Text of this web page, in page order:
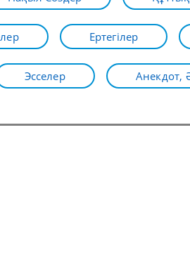
Ертегілер
Эсселер Анекдот,